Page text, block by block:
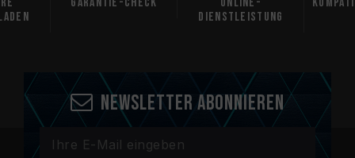
Dienstleistung
Newsletter abonnieren